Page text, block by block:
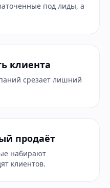
под лиды, а
клиента
срезает лишний
продаёт
набирают
клиентов.